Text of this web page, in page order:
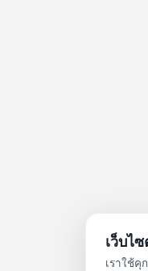
เว็บไ
เราใช้คุ